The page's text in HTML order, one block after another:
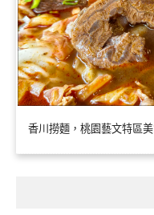
香川撈麵，桃園藝文特區